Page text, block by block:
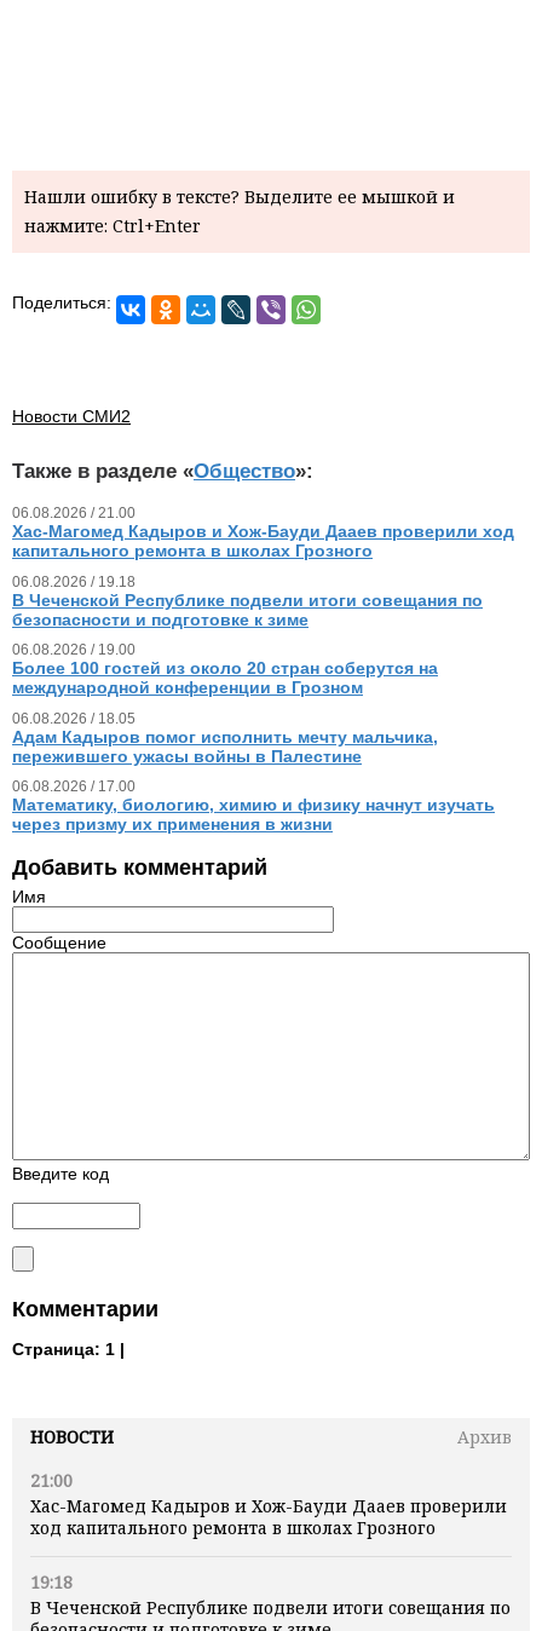
НОВОСТИ
Архив
21:00
Хас-Магомед Кадыров и Хож-Бауди Дааев проверили
ход капитального ремонта в школах Грозного
19:18
В Чеченской Республике подвели итоги совещания по
Нашли ошибку в тексте? Выделите ее мышкой и
нажмите: Ctrl+Enter
Поделиться:
Новости СМИ2
Также в разделе «Общество»:
06.08.2026 / 21.00
Хас-Магомед Кадыров и Хож-Бауди Дааев проверили ход
капитального ремонта в школах Грозного
06.08.2026 / 19.18
В Чеченской Республике подвели итоги совещания по
безопасности и подготовке к зиме
06.08.2026 / 19.00
Более 100 гостей из около 20 стран соберутся на
международной конференции в Грозном
06.08.2026 / 18.05
Адам Кадыров помог исполнить мечту мальчика,
пережившего ужасы войны в Палестине
06.08.2026 / 17.00
Математику, биологию, химию и физику начнут изучать
через призму их применения в жизни
Добавить комментарий
Имя
Сообщение
Введите код
Комментарии
Страница: 1 |